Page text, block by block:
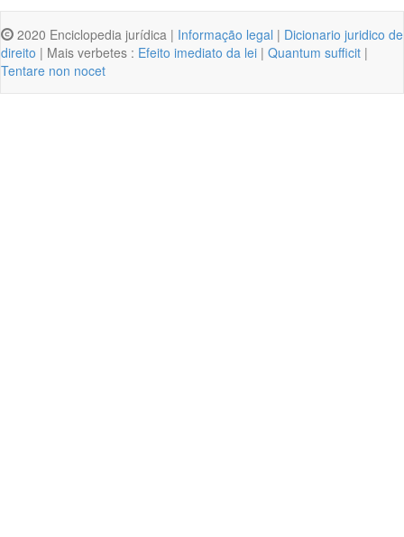
2020 Enciclopedia jurídica | Informação legal | Dicionario juridico de
direito | Mais verbetes : Efeito imediato da lei | Quantum sufficit |
Tentare non nocet